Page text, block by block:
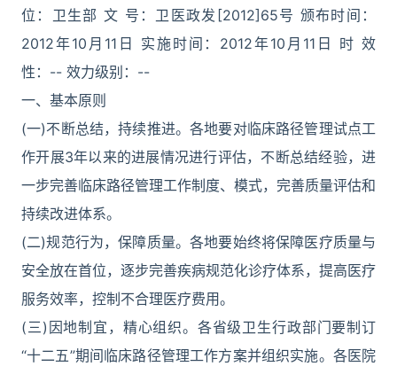
位：卫生部 文 号：卫医政发[2012]65号 颁布时间：
2012年10月11日 实施时间：2012年10月11日 时 效
性：-- 效力级别：--
一、基本原则
(一)不断总结，持续推进。各地要对临床路径管理试点工
作开展3年以来的进展情况进行评估，不断总结经验，进
一步完善临床路径管理工作制度、模式，完善质量评估和
持续改进体系。
(二)规范行为，保障质量。各地要始终将保障医疗质量与
安全放在首位，逐步完善疾病规范化诊疗体系，提高医疗
服务效率，控制不合理医疗费用。
(三)因地制宜，精心组织。各省级卫生行政部门要制订
“十二五”期间临床路径管理工作方案并组织实施。各医院